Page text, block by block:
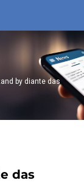
by diante das
das